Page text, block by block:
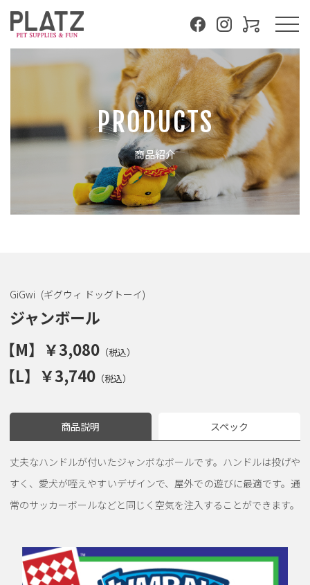
PRODUCTS
商品紹介
GiGwi (ギグウィ ドッグトーイ)
ジャンボール
【M】￥3,080（税込）
【L】￥3,740（税込）
商品説明 スペック
丈夫なハンドルが付いたジャンボなボールです。ハンドルは投げや
すく、愛犬が咥えやすいデザインで、屋外での遊びに最適です。通
常のサッカーボールなどと同じく空気を注入することができます。